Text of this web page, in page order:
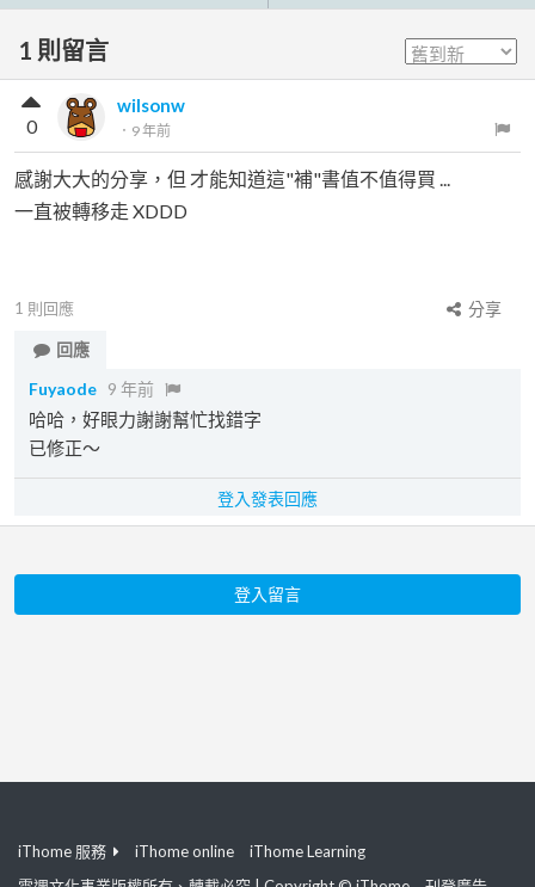
1 則留言
wilsonw
． 9 年前
0
感謝大大的分享，但 才能知道這"補"書值不值得買 ...
一直被轉移走 XDDD
1 則回應
分享
回應
Fuyaode 9 年前
哈哈，好眼力謝謝幫忙找錯字
已修正～
登入發表回應
登入留言
iThome 服務 iThome online
iThome Learning